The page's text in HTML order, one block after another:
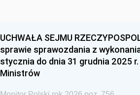
UCHWAŁA SEJMU
sprawie sprawozdania z
stycznia do dnia 31 grudnia 2025
Ministrów